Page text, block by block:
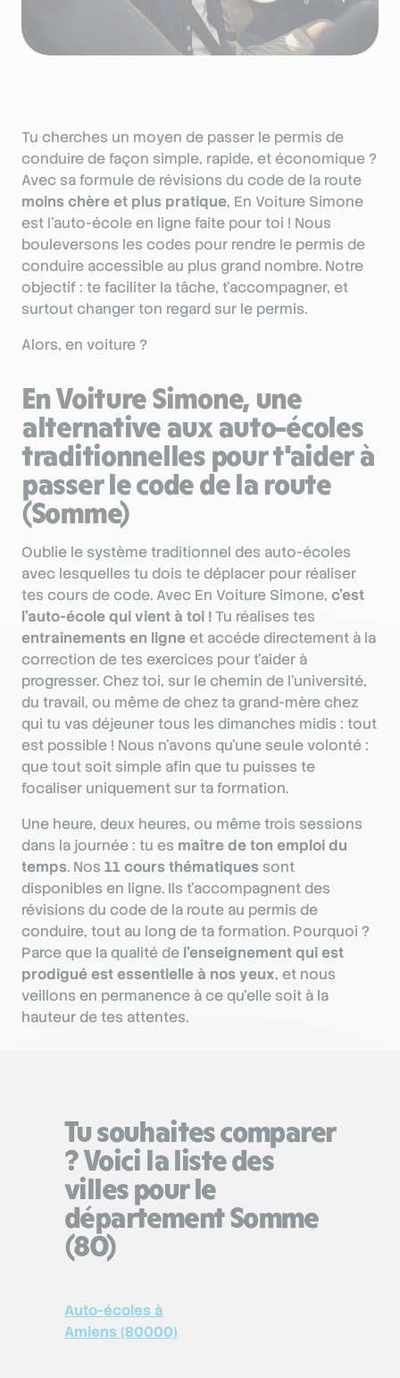
Tu cherches un moyen de passer le permis de
conduire de façon simple, rapide, et économique ?
Avec sa formule de révisions du code de la route
moins chère et plus pratique, En Voiture Simone
est l’auto-école en ligne faite pour toi ! Nous
bouleversons les codes pour rendre le permis de
conduire accessible au plus grand nombre. Notre
objectif : te faciliter la tâche, t'accompagner, et
surtout changer ton regard sur le permis.
Alors, en voiture ?
En Voiture Simone, une
alternative aux auto-écoles
traditionnelles pour t'aider à
passer le code de la route
(Somme)
Oublie le système traditionnel des auto-écoles
avec lesquelles tu dois te déplacer pour réaliser
tes cours de code. Avec En Voiture Simone, c’est
l’auto-école qui vient à toi !Tu réalises tes
entraînements en ligneet accéde directement à la
correction de tes exercices pour t'aider à
progresser. Chez toi, sur le chemin de l’université,
du travail, ou même de chez ta grand-mère chez
qui tu vas déjeuner tous les dimanches midis : tout
est possible ! Nous n’avons qu’une seule volonté :
que tout soit simple afin que tu puisses te
focaliser uniquement sur ta formation.
Une heure, deux heures, ou même trois sessions
dans la journée : tu es maître de ton emploi du
temps. Nos 11 cours thématiques sont
disponibles en ligne. Ils t'accompagnent des
révisions du code de la route au permis de
conduire, tout au long de ta formation. Pourquoi ?
Parce que la qualité de l’enseignement qui est
prodigué est essentielle à nos yeux, et nous
veillons en permanence à ce qu’elle soit à la
hauteur de tes attentes.
Tu souhaites comparer
? Voici la liste des
villes pour le
département Somme
(80)
Auto-écoles à
Amiens (80000)